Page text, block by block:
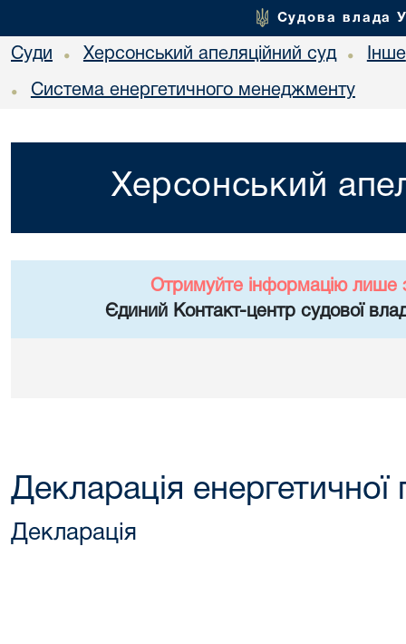
Судова влада
Суди • Херсонський апеляційний суд • Інше
• Система енергетичного менеджменту
Херсонський
Отримуйте інформацію лише
Єдиний Контакт-центр судової
Декларація енергетичної
Декларація